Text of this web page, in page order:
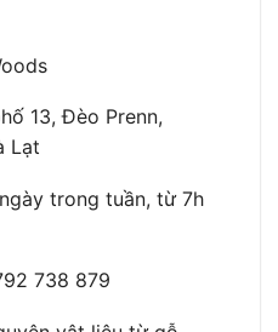
13, Đèo Prenn,
Lạt
trong tuần, từ 7h
738 879